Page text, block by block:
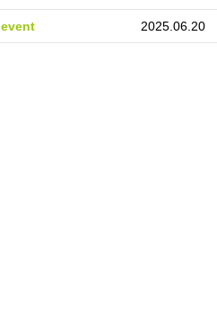
event 2025.06.20